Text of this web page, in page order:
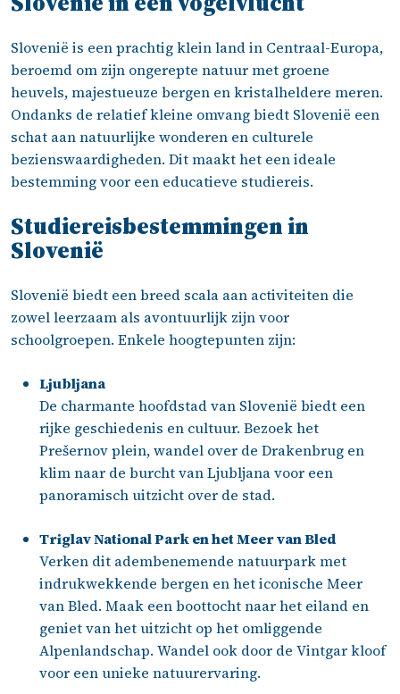
Slovenië is een prachtig klein land in Centraal-Europa,
beroemd om zijn ongerepte natuur met groene
heuvels, majestueuze bergen en kristalheldere meren.
Ondanks de relatief kleine omvang biedt Slovenië een
schat aan natuurlijke wonderen en culturele
bezienswaardigheden. Dit maakt het een ideale
bestemming voor een educatieve studiereis.
Studiereisbestemmingen in
Slovenië
Slovenië biedt een breed scala aan activiteiten die
zowel leerzaam als avontuurlijk zijn voor
schoolgroepen. Enkele hoogtepunten zijn:
Ljubljana
De charmante hoofdstad van Slovenië biedt een
rijke geschiedenis en cultuur. Bezoek het
Prešernov plein, wandel over de Drakenbrug en
klim naar de burcht van Ljubljana voor een
panoramisch uitzicht over de stad.
Triglav National Park en het Meer van Bled
Verken dit adembenemende natuurpark met
indrukwekkende bergen en het iconische Meer
van Bled. Maak een boottocht naar het eiland en
geniet van het uitzicht op het omliggende
Alpenlandschap. Wandel ook door de Vintgar kloof
voor een unieke natuurervaring.